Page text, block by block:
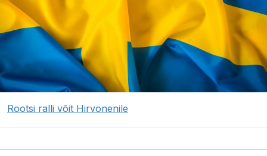
Rootsi ralli võit Hirvonenile